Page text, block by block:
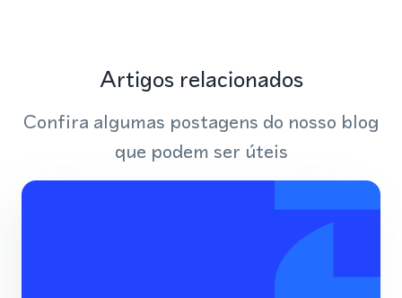
Artigos relacionados
Confira algumas postagens do nosso blog
que podem ser úteis